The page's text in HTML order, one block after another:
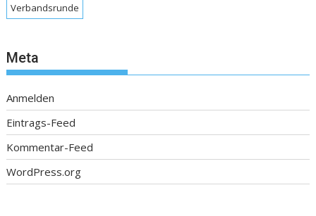
Verbandsrunde
Meta
Anmelden
Eintrags-Feed
Kommentar-Feed
WordPress.org